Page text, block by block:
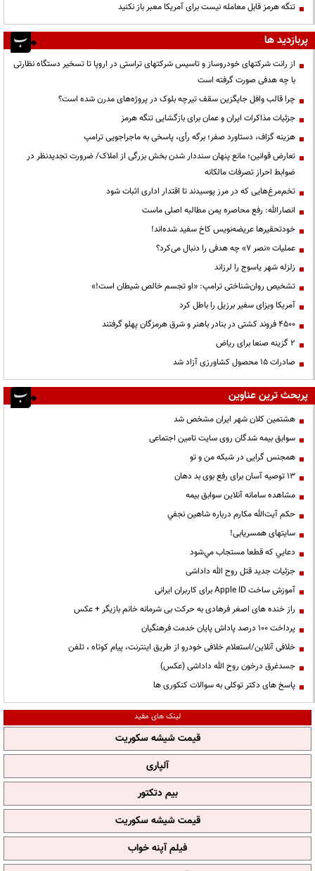
تنگه هرمز قابل معامله نیست برای آمریکا معبر باز نکنید
پربازدید ها
از رانت‌ شرکتهای خودروساز و تاسیس شرکتهای تراستی در اروپا تا تسخیر دستگاه نظارتی
با چه هدفی صورت گرفته است
چرا قالب وافل جایگزین سقف تیرچه بلوک در پروژه‌های مدرن شده است؟
جزئیات مذاکرات ایران و عمان برای بازگشایی تنگه هرمز
هزینه گزاف، دستاورد صفر؛ برگه رأی، پاسخی به ماجراجویی ترامپ
تعارض قوانین؛ مانع پنهان سنددار شدن بخش بزرگی از املاک/ ضرورت تجدیدنظر در
ضوابط احراز تصرفات مالکانه
تخم‌مرغ‌هایی که در مرز پوسیدند تا اقتدار اداری اثبات شود
انصارالله: رفع محاصره یمن مطالبه اصلی ماست
خودتحقیرها عریضه‌نویس کاخ سفید شده‌اند!
عملیات «نصر ۷» چه هدفی را دنبال می‌کرد؟
زلزله شهر یاسوج را لرزاند
تشخیص روان‌شناختی ترامپ: «او تجسم خالص شیطان است!»
آمریکا ویزای سفیر برزیل را باطل کرد
۴۵۰۰ فروند کشتی در بنادر باهنر و شرق هرمزگان پهلو گرفتند
۲ گزینه صنعا برای ریاض
صادرات ۱۵ محصول کشاورزی آزاد شد
پربحث ترین عناوین
هشتمین کلان شهر ایران مشخص شد
سوابق بیمه شدگان روی سایت تامین اجتماعی
همجنس گرایی در شبکه من و تو
13 توصیه آسان برای رفع بوی بد دهان
مشاهده سامانه آنلاين سوابق بیمه
حكم آيت‌الله مكارم درباره شاهين نجفي
سایتهای همسریابی!
دعايي كه قطعا مستجاب مي‌شود
جزئیات جدید قتل روح الله داداشی
آموزش ساخت Apple ID برای کاربران ایرانی
راز خنده های اصغر فرهادی به حرکت بی شرمانه خانم بازیگر + عکس
پرداخت ۱۰۰ درصد پاداش پایان خدمت فرهنگیان
خلافی آنلاین/استعلام خلافی خودرو از طریق اینترنت، پیام کوتاه ، تلفن
جسدغرق درخون روح الله داداشی (عکس)
پاسخ های دکتر توکلی به سوالات کنکوری ها
لینک های مفید
قیمت شیشه سکوریت
آلپاری
بیم دتکتور
قیمت شیشه سکوریت
فیلم آپنه خواب